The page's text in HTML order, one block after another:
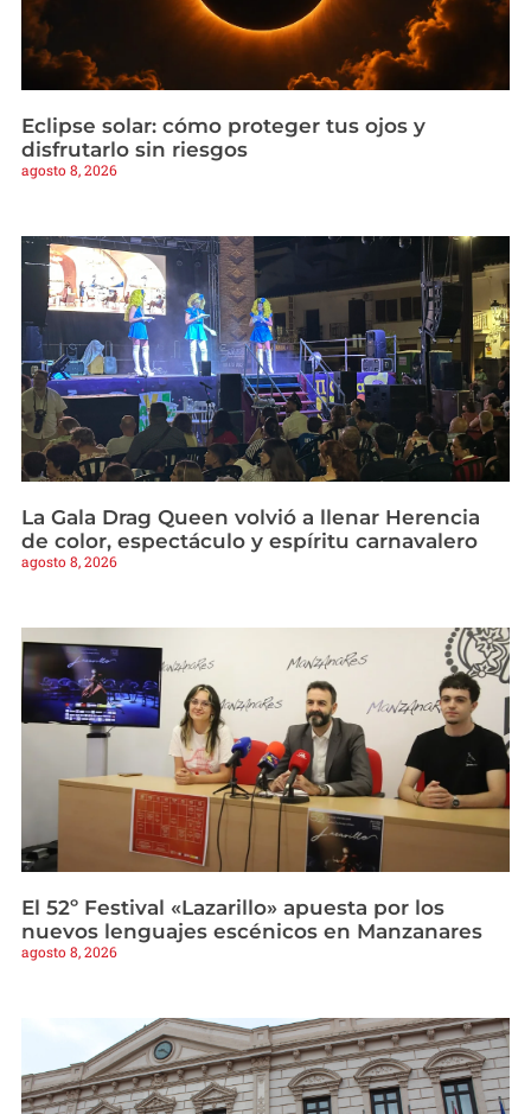
Eclipse solar: cómo proteger tus ojos y
disfrutarlo sin riesgos
agosto 8, 2026
La Gala Drag Queen volvió a llenar Herencia
de color, espectáculo y espíritu carnavalero
agosto 8, 2026
El 52º Festival «Lazarillo» apuesta por los
nuevos lenguajes escénicos en Manzanares
agosto 8, 2026